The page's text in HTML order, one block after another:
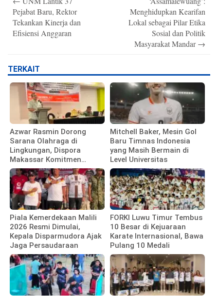
navigation
Pejabat Baru, Rektor
Tekankan Kinerja dan
Efisiensi Anggaran
Menghidupkan Kearifan
Lokal sebagai Pilar Etika
Sosial dan Politik
Masyarakat Mandar→
TERKAIT
Azwar Rasmin Dorong
Sarana Olahraga di
Lingkungan, Dispora
Makassar Komitmen
Bangun Fasilitas
Mitchell Baker, Mesin Gol
Baru Timnas Indonesia
yang Masih Bermain di
Level Universitas
Piala Kemerdekaan Malili
2026 Resmi Dimulai,
Kepala Disparmudora Ajak
Jaga Persaudaraan
FORKI Luwu Timur Tembus
10 Besar di Kejuaraan
Karate Internasional, Bawa
Pulang 10 Medali